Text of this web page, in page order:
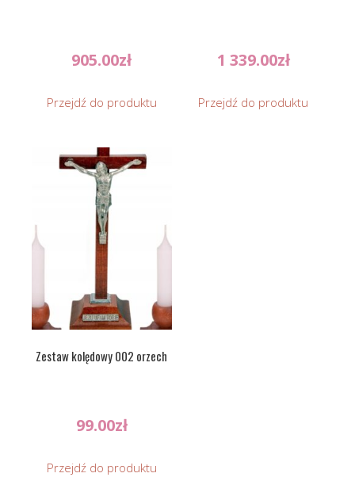
905.00zł
Przejdź do produktu
1 339.00zł
Przejdź do produktu
Zestaw kolędowy 002 orzech
99.00zł
Przejdź do produktu